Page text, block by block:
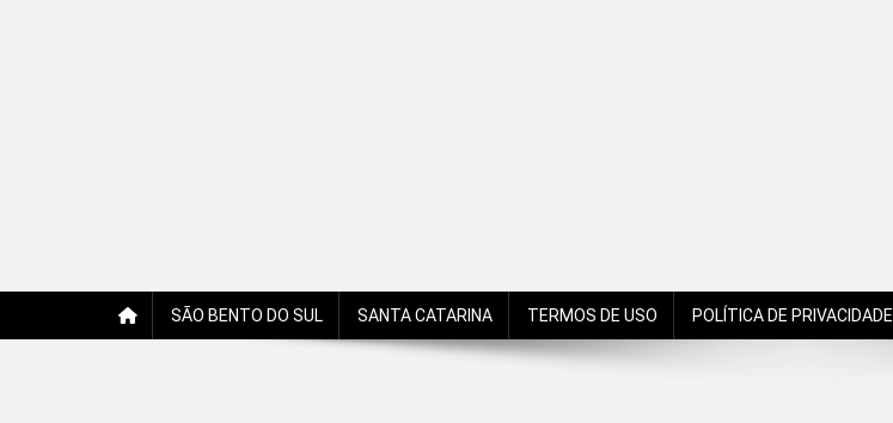
SÃO BENTO DO SUL SANTA CATARINA TERMOS DE USO POLÍTICA DE PRIVACIDADE